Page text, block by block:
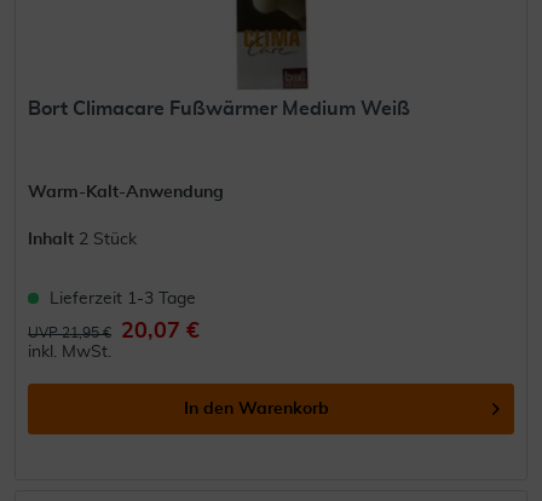
Bort Climacare Fußwärmer Medium Weiß
Warm-Kalt-Anwendung
Inhalt 2 Stück
Lieferzeit 1-3 Tage
UVP 21,95 € 20,07 €
inkl. MwSt.
In den Warenkorb